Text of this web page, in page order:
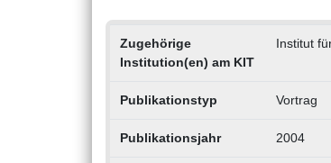
Zugehörige
Institution(en) am KIT
Institut
Publikationstyp Vortrag
Publikationsjahr 2004